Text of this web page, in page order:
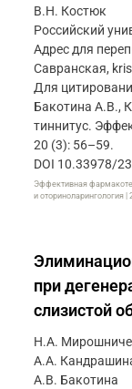
В.Н. Костюк
Российский
Адрес для
Савранская,
Для
Бакотина А.В.,
тиннитус.
20 (3): 56–59.
DOI 10.33978/
Эффективная
и оториноларингология |
при
слизистой
Н.А.
А.А.
А.В. Бакотина